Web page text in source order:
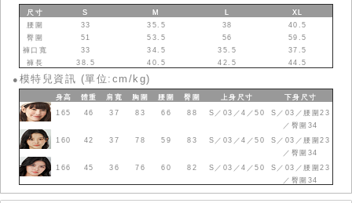
尺寸 S M
XL
腰圍
33 35.5 38
40.5
臀圍
51 53.5 56
59.5
褲口寬
33 34.5 35.5
37.5
褲長
38.5 40.5 42.5 44.5
● 模特兒資訊 (單位:cm/kg)
身高 體重 肩寬 胸圍 腰圍 臀圍 上身 尺寸 下身 尺寸
165
46 37 83 66 88 S／03／4／50
S／03／腰圍23
／臀圍34
160
42 37 78 59 83 S／03／4／50
S／03／腰圍23
／臀圍34
166
45 36 76 60 82 S／03／4／50
S／03／腰圍23
／臀圍34